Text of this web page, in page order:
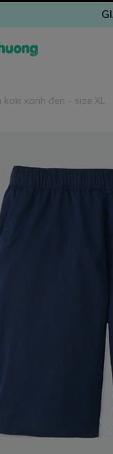
kaki xanh đen - size XL